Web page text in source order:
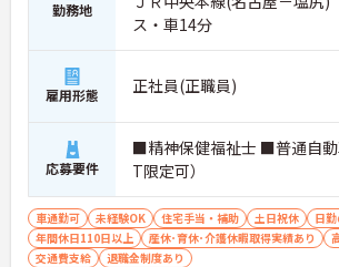
勤務地
ス・車14分
雇用形態 正社員(正職員)
応募要件
■精神保健福祉士 ■普通自
T限定可）
車通勤可 未経験OK 住宅手当・補助 土日祝休
日
年間休日110日以上
産休･育休･介護休暇取得実績あり
交通費支給
退職金制度あり